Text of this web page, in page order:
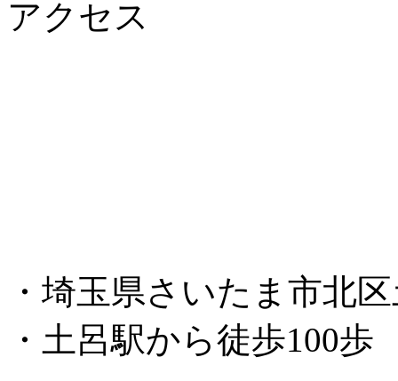
アクセス
・埼玉県さいたま市北
・土呂駅から徒歩100歩